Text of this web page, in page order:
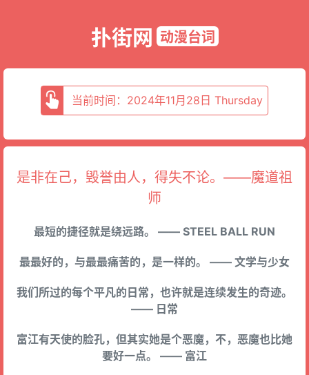
扑街网 动漫台词
当前时间：2024年11月28日 Thursday
是非在己，毁誉由人，得失不论。——魔道祖
师
最短的捷径就是绕远路。 —— STEEL BALL RUN
最最好的，与最最痛苦的，是一样的。 —— 文学与少女
我们所过的每个平凡的日常，也许就是连续发生的奇迹。
—— 日常
富江有天使的脸孔，但其实她是个恶魔，不，恶魔也比她
要好一点。 —— 富江